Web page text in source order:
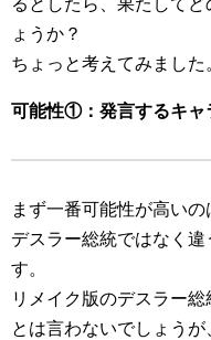
るとしたら、果たして
ょうか？
ちょっと考えてみました
可能性①：発言するキャ
まず一番可能性が高い
デスラー総統ではなく
す。
リメイク版のデスラー総
とは言わないでしょう